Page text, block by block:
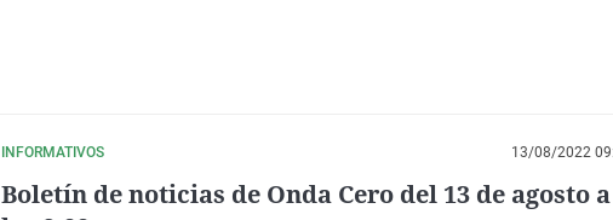
INFORMATIVOS 13/08/2022
Boletín de noticias de Onda Cero del 13 de agosto a